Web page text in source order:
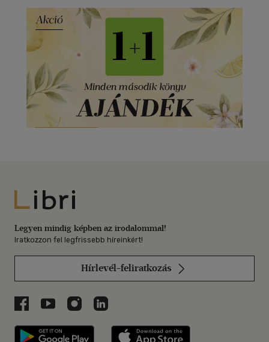
Libri
Legyen mindig képben az irodalommal!
Iratkozzon fel legfrissebb híreinkért!
Hírlevél-feliratkozás
Libri a Facebookon
Libri a Youtube-on
Libri az Instagramon
Libri a LinkedInen
Libri applikáció Szerezd meg: Google